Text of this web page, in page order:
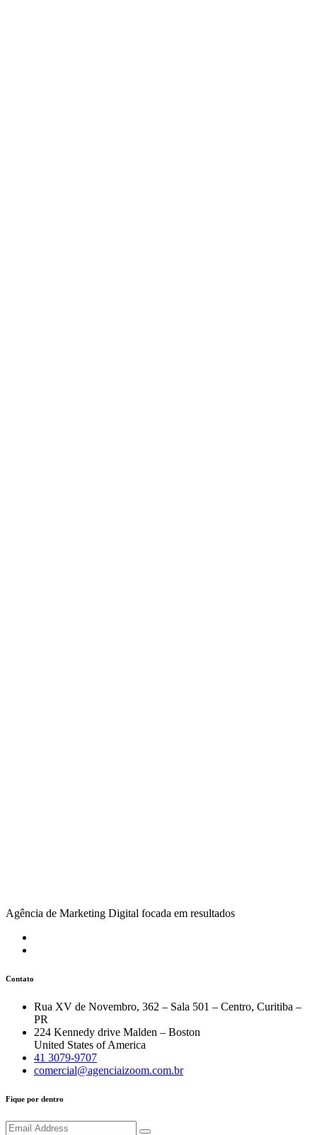
Agência de Marketing Digital focada em resultados
Contato
Rua XV de Novembro, 362 – Sala 501 – Centro, Curitiba –
PR
224 Kennedy drive Malden – Boston
United States of America
41 3079-9707
comercial@agenciaizoom.com.br
Fique por dentro